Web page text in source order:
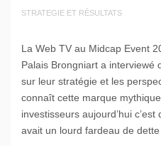
STRATEGIE ET RÉSULTATS
La Web TV au Midcap Event
Palais Brongniart a interviewé
sur leur stratégie et les
connaît cette marque
investisseurs aujourd’hui
avait un lourd fardeau de